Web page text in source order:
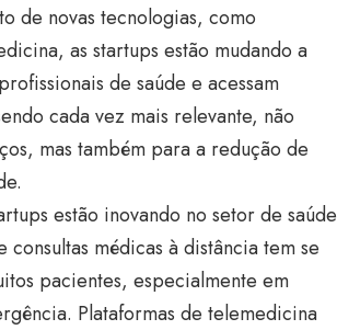
de novas tecnologias, como
as startups estão mudando a
de saúde e acessam
cada vez mais relevante, não
mas também para a redução de
estão inovando no setor de saúde
médicas à distância tem se
pacientes, especialmente em
Plataformas de telemedicina